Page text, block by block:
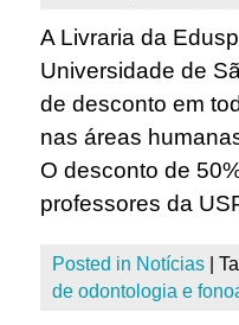
A Livraria da
Universidade de
de desconto em
nas áreas
O desconto de
professores da
Posted in Notícias
de odontologia e